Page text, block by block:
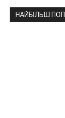
НАЙБІЛЬШ